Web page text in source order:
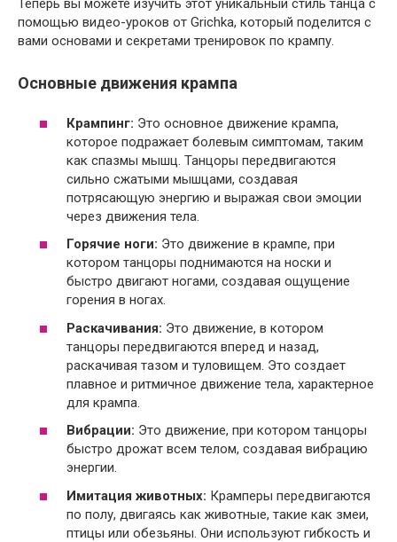
Теперь вы можете изучить этот уникальный стиль танца с
помощью видео-уроков от Grichka, который поделится с
вами основами и секретами тренировок по крампу.
Основные движения крампа
Крампинг: Это основное движение крампа,
которое подражает болевым симптомам, таким
как спазмы мышц. Танцоры передвигаются
сильно сжатыми мышцами, создавая
потрясающую энергию и выражая свои эмоции
через движения тела.
Горячие ноги: Это движение в крампе, при
котором танцоры поднимаются на носки и
быстро двигают ногами, создавая ощущение
горения в ногах.
Раскачивания: Это движение, в котором
танцоры передвигаются вперед и назад,
раскачивая тазом и туловищем. Это создает
плавное и ритмичное движение тела, характерное
для крампа.
Вибрации: Это движение, при котором танцоры
быстро дрожат всем телом, создавая вибрацию
энергии.
Имитация животных: Крамперы передвигаются
по полу, двигаясь как животные, такие как змеи,
птицы или обезьяны. Они используют гибкость и